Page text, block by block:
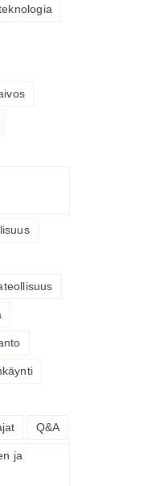
Q&A
ja